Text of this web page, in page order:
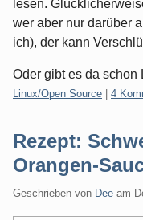
lesen.
wer aber nur darüber
ich), der kann
Oder gibt es da schon
Kategorien:
Linux/Open Source 4
Rezept:
Orangen-
Geschrieben von Dee am